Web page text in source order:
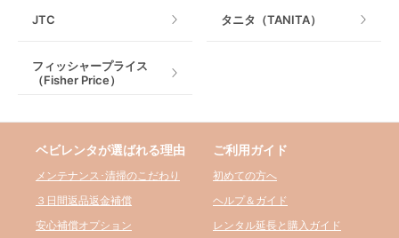
JTC タニタ（TANITA）
フィッシャープライス
（Fisher Price）
ベビレンタが選ばれる理由
メンテナンス･清掃のこだわり
３日間返品返金補償
安心補償オプション
ご利用ガイド
初めての方へ
ヘルプ＆ガイド
レンタル延長と購入ガイド